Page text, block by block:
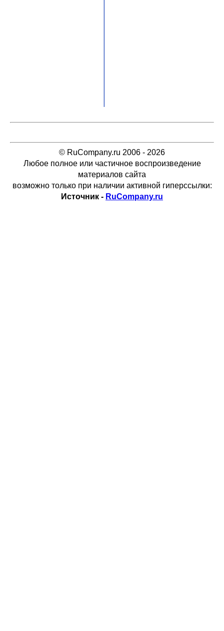
© RuCompany.ru 2006 - 2026
Любое полное или частичное воспроизведение
материалов сайта
возможно только при наличии активной гиперссылки:
Источник - RuCompany.ru